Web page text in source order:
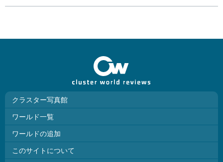
クラスター写真館
ワールド一覧
ワールドの追加
このサイトについて